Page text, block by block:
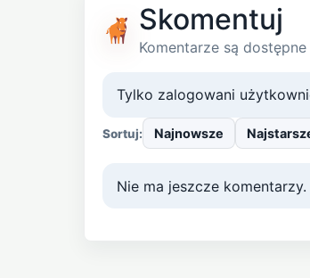
Skomentuj
Komentarze są
Tylko zalogowani
Sortuj: Najnowsze
Nie ma jeszcze komentarzy.